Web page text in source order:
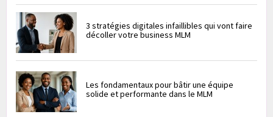
3 stratégies digitales infaillibles qui vont faire
décoller votre business MLM
Les fondamentaux pour bâtir une équipe
solide et performante dans le MLM